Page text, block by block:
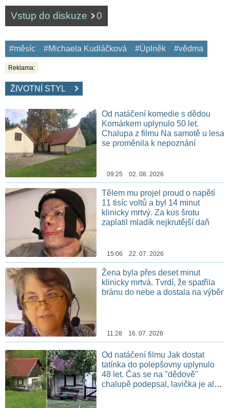
Vstup do diskuze 0
#měsíc #Michaela Kudláčková #Úplněk #vědma
Reklama:
ŽIVOTNÍ STYL
Od natáčení komedie s dědou
Komárkem uplynulo 50 let.
Chalupa z filmu Na samotě u lesa
se proměnila k nepoznání
09:25 02. 08. 2026
Tělem mu projel proud o napětí
11 tisíc voltů a byl 14 minut
klinicky mrtvý. Za kus šrotu
zaplatil mladík nejkrutější daň
15:06 22. 07. 2026
Žena byla přes deset minut
klinicky mrtvá. Tvrdí, že spatřila
bránu do nebe a dostala na výběr
11:28 16. 07. 2026
Od natáčení filmu Jak dostat
tatínka do polepšovny uplynulo
48 let. Čas se na "dědově"
chalupě podepsal, lavička je ale